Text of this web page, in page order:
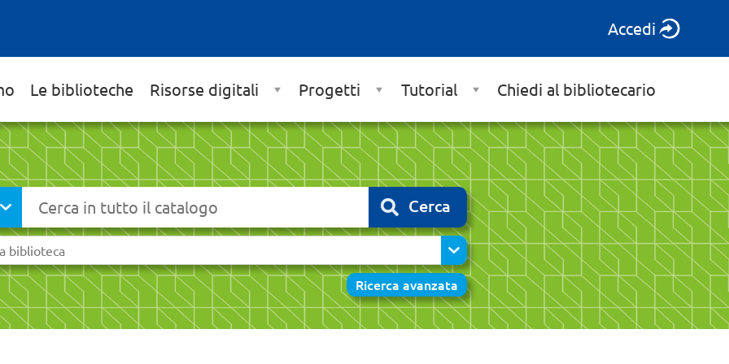
Accedi
Le biblioteche Risorse digitali Progetti Tutorial Chiedi al bibliotecario
Cerca
Ricerca avanzata